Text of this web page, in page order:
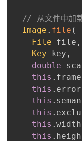
// 从文件中加
Image . file (
File file ,
Key key ,
double
this .
this .
this .
this .
this . width
this .